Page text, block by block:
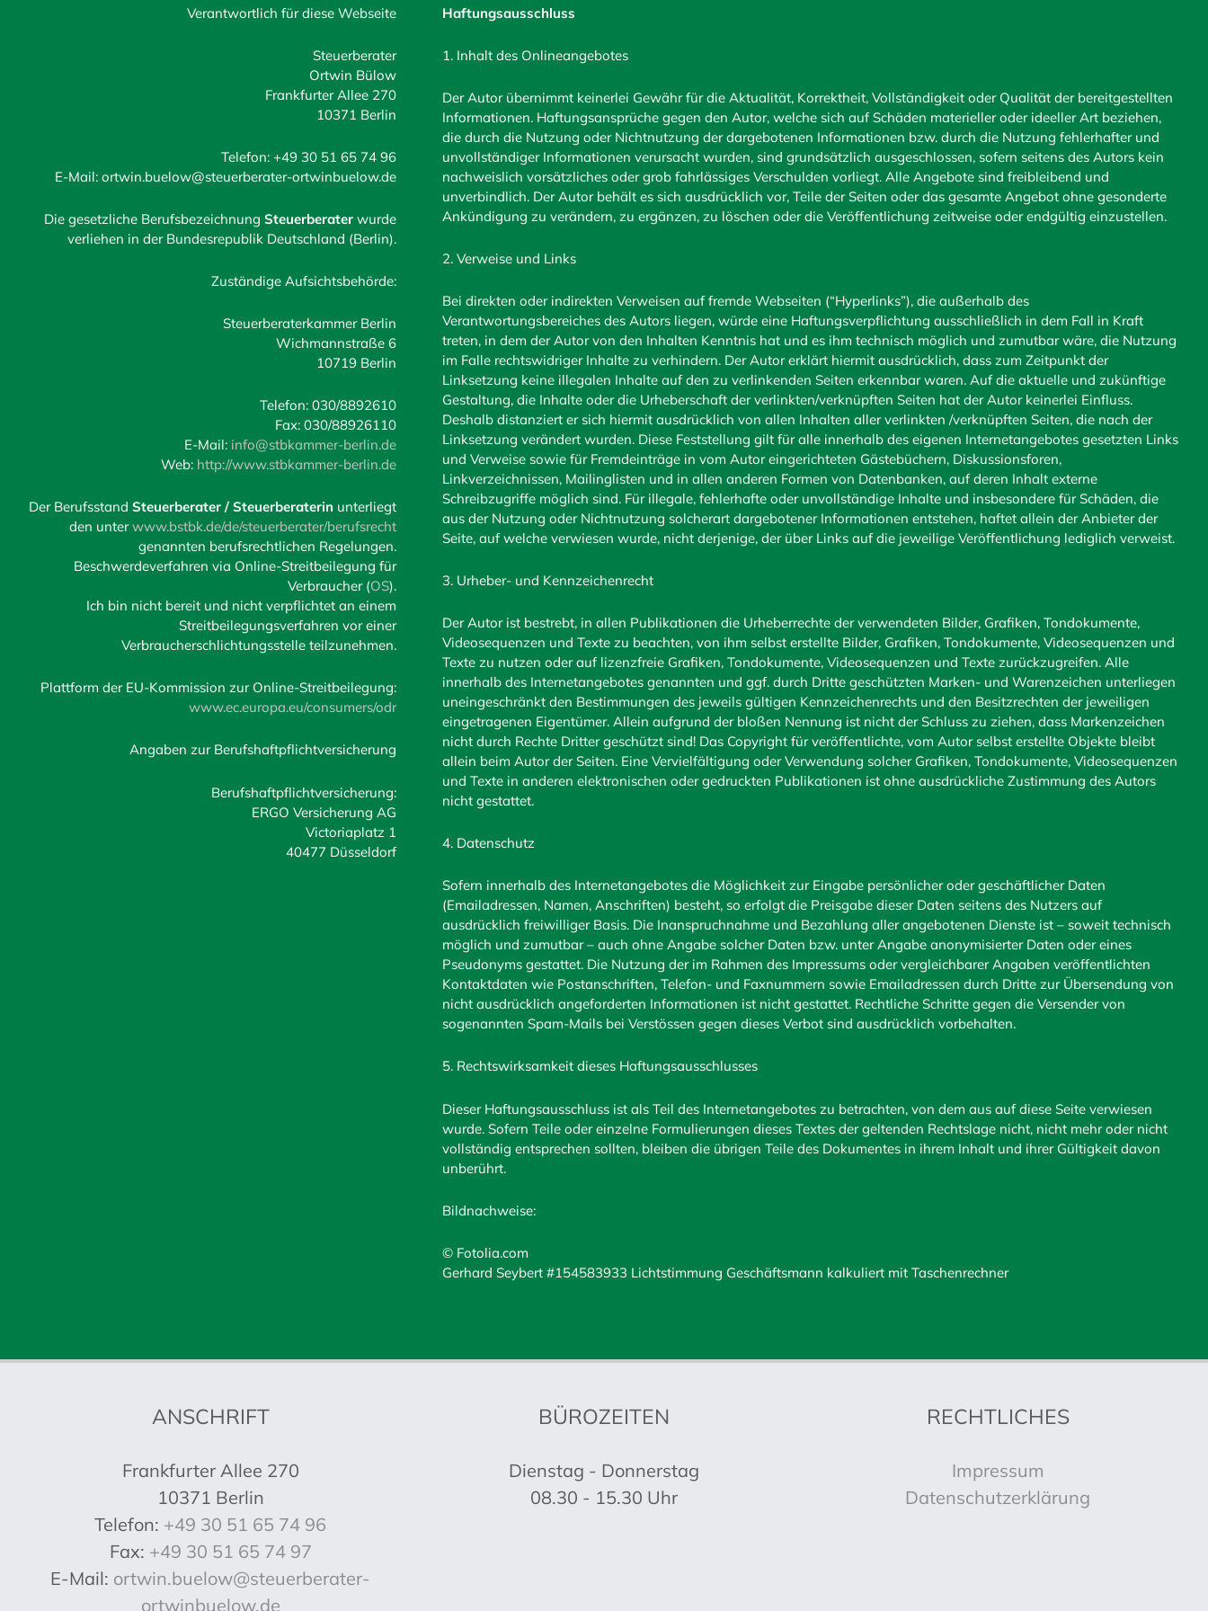
Verantwortlich für diese Webseite
Steuerberater
Ortwin Bülow
Frankfurter Allee 270
10371 Berlin
Telefon: +49 30 51 65 74 96
E-Mail: ortwin.buelow@steuerberater-ortwinbuelow.de
Die gesetzliche Berufsbezeichnung Steuerberater wurde
verliehen in der Bundesrepublik Deutschland (Berlin).
Zuständige Aufsichtsbehörde:
Steuerberaterkammer Berlin
Wichmannstraße 6
10719 Berlin
Telefon: 030/8892610
Fax: 030/88926110
E-Mail: info@stbkammer-berlin.de
Web: http://www.stbkammer-berlin.de
Der Berufsstand Steuerberater / Steuerberaterin unterliegt
den unterwww.bstbk.de/de/steuerberater/berufsrecht
genannten berufsrechtlichen Regelungen.
Beschwerdeverfahren via Online-Streitbeilegung für
Verbraucher (OS).
Ich bin nicht bereit und nicht verpflichtet an einem
Streitbeilegungsverfahren vor einer
Verbraucherschlichtungsstelle teilzunehmen.
Plattform der EU-Kommission zur Online-Streitbeilegung:
www.ec.europa.eu/consumers/odr
Angaben zur Berufshaftpflichtversicherung
Berufshaftpflichtversicherung:
ERGO Versicherung AG
Victoriaplatz 1
40477 Düsseldorf
Haftungsausschluss
1. Inhalt des Onlineangebotes
Der Autor übernimmt keinerlei Gewähr für die Aktualität, Korrektheit, Vollständigkeit oder Qualität der bereitgestellten
Informationen. Haftungsansprüche gegen den Autor, welche sich auf Schäden materieller oder ideeller Art beziehen,
die durch die Nutzung oder Nichtnutzung der dargebotenen Informationen bzw. durch die Nutzung fehlerhafter und
unvollständiger Informationen verursacht wurden, sind grundsätzlich ausgeschlossen, sofern seitens des Autors kein
nachweislich vorsätzliches oder grob fahrlässiges Verschulden vorliegt. Alle Angebote sind freibleibend und
unverbindlich. Der Autor behält es sich ausdrücklich vor, Teile der Seiten oder das gesamte Angebot ohne gesonderte
Ankündigung zu verändern, zu ergänzen, zu löschen oder die Veröffentlichung zeitweise oder endgültig einzustellen.
2. Verweise und Links
Bei direkten oder indirekten Verweisen auf fremde Webseiten (“Hyperlinks”), die außerhalb des
Verantwortungsbereiches des Autors liegen, würde eine Haftungsverpflichtung ausschließlich in dem Fall in Kraft
treten, in dem der Autor von den Inhalten Kenntnis hat und es ihm technisch möglich und zumutbar wäre, die Nutzung
im Falle rechtswidriger Inhalte zu verhindern. Der Autor erklärt hiermit ausdrücklich, dass zum Zeitpunkt der
Linksetzung keine illegalen Inhalte auf den zu verlinkenden Seiten erkennbar waren. Auf die aktuelle und zukünftige
Gestaltung, die Inhalte oder die Urheberschaft der verlinkten/verknüpften Seiten hat der Autor keinerlei Einfluss.
Deshalb distanziert er sich hiermit ausdrücklich von allen Inhalten aller verlinkten /verknüpften Seiten, die nach der
Linksetzung verändert wurden. Diese Feststellung gilt für alle innerhalb des eigenen Internetangebotes gesetzten Links
und Verweise sowie für Fremdeinträge in vom Autor eingerichteten Gästebüchern, Diskussionsforen,
Linkverzeichnissen, Mailinglisten und in allen anderen Formen von Datenbanken, auf deren Inhalt externe
Schreibzugriffe möglich sind. Für illegale, fehlerhafte oder unvollständige Inhalte und insbesondere für Schäden, die
aus der Nutzung oder Nichtnutzung solcherart dargebotener Informationen entstehen, haftet allein der Anbieter der
Seite, auf welche verwiesen wurde, nicht derjenige, der über Links auf die jeweilige Veröffentlichung lediglich verweist.
3. Urheber- und Kennzeichenrecht
Der Autor ist bestrebt, in allen Publikationen die Urheberrechte der verwendeten Bilder, Grafiken, Tondokumente,
Videosequenzen und Texte zu beachten, von ihm selbst erstellte Bilder, Grafiken, Tondokumente, Videosequenzen und
Texte zu nutzen oder auf lizenzfreie Grafiken, Tondokumente, Videosequenzen und Texte zurückzugreifen. Alle
innerhalb des Internetangebotes genannten und ggf. durch Dritte geschützten Marken- und Warenzeichen unterliegen
uneingeschränkt den Bestimmungen des jeweils gültigen Kennzeichenrechts und den Besitzrechten der jeweiligen
eingetragenen Eigentümer. Allein aufgrund der bloßen Nennung ist nicht der Schluss zu ziehen, dass Markenzeichen
nicht durch Rechte Dritter geschützt sind! Das Copyright für veröffentlichte, vom Autor selbst erstellte Objekte bleibt
allein beim Autor der Seiten. Eine Vervielfältigung oder Verwendung solcher Grafiken, Tondokumente, Videosequenzen
und Texte in anderen elektronischen oder gedruckten Publikationen ist ohne ausdrückliche Zustimmung des Autors
nicht gestattet.
4. Datenschutz
Sofern innerhalb des Internetangebotes die Möglichkeit zur Eingabe persönlicher oder geschäftlicher Daten
(Emailadressen, Namen, Anschriften) besteht, so erfolgt die Preisgabe dieser Daten seitens des Nutzers auf
ausdrücklich freiwilliger Basis. Die Inanspruchnahme und Bezahlung aller angebotenen Dienste ist – soweit technisch
möglich und zumutbar – auch ohne Angabe solcher Daten bzw. unter Angabe anonymisierter Daten oder eines
Pseudonyms gestattet. Die Nutzung der im Rahmen des Impressums oder vergleichbarer Angaben veröffentlichten
Kontaktdaten wie Postanschriften, Telefon- und Faxnummern sowie Emailadressen durch Dritte zur Übersendung von
nicht ausdrücklich angeforderten Informationen ist nicht gestattet. Rechtliche Schritte gegen die Versender von
sogenannten Spam-Mails bei Verstössen gegen dieses Verbot sind ausdrücklich vorbehalten.
5. Rechtswirksamkeit dieses Haftungsausschlusses
Dieser Haftungsausschluss ist als Teil des Internetangebotes zu betrachten, von dem aus auf diese Seite verwiesen
wurde. Sofern Teile oder einzelne Formulierungen dieses Textes der geltenden Rechtslage nicht, nicht mehr oder nicht
vollständig entsprechen sollten, bleiben die übrigen Teile des Dokumentes in ihrem Inhalt und ihrer Gültigkeit davon
unberührt.
Bildnachweise:
© Fotolia.com
Gerhard Seybert #154583933 Lichtstimmung Geschäftsmann kalkuliert mit Taschenrechner
ANSCHRIFT
Frankfurter Allee 270
10371 Berlin
Telefon: +49 30 51 65 74 96
Fax: +49 30 51 65 74 97
E-Mail: ortwin.buelow@steuerberater-
ortwinbuelow.de
BÜROZEITEN
Dienstag - Donnerstag
08.30 - 15.30 Uhr
RECHTLICHES
Impressum
Datenschutzerklärung